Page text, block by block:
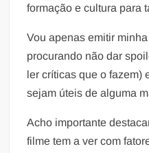
formação e cultura para
Vou apenas emitir
procurando não dar
ler críticas que o fazem)
sejam úteis de alguma
Acho importante
filme tem a ver com